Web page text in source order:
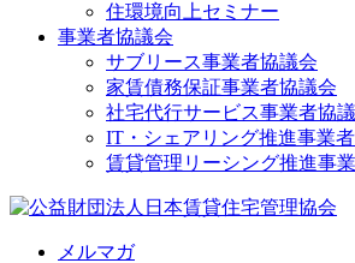
住環境向上セミナー
事業者協議会
サブリース事業者協議会
家賃債務保証事業者協議会
社宅代行サービス事業者協
IT・シェアリング推進事業
賃貸管理リーシング推進事
メルマガ